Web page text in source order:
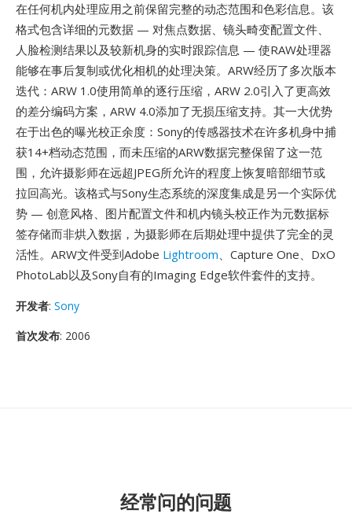
在任何机内处理应用之前保留完整的动态范围和色彩信息。该
格式包含详细的元数据 — 对焦点数据、镜头畸变配置文件、
人脸检测结果以及较新机身的实时跟踪信息 — 使RAW处理器
能够在事后复制或优化相机的处理决策。ARW经历了多次版本
迭代：ARW 1.0使用简单的逐行压缩，ARW 2.0引入了更高效
的差分编码方案，ARW 4.0添加了无损压缩支持。其一大优势
在于出色的曝光校正余度：Sony的传感器技术在许多机身中捕
获14+档动态范围，而未压缩的ARW数据完整保留了这一范
围，允许摄影师在远超JPEG所允许的程度上恢复暗部细节或
拉回高光。该格式与Sony生态系统的深度集成是另一个实际优
势 — 创意风格、图片配置文件和机内镜头校正作为元数据标
签存储而非烘入数据，为摄影师在后期处理中提供了完全的灵
活性。ARW文件受到Adobe Lightroom、Capture One、DxO
PhotoLab以及Sony自有的Imaging Edge软件套件的支持。
开发者: Sony
首次发布: 2006
经常问的问题